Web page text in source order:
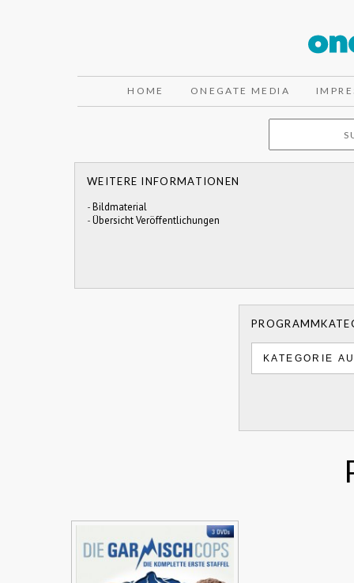
HOME ONEGATE MEDIA
WEITERE INFORMATIONEN
-Bildmaterial
-Übersicht Veröffentlichungen